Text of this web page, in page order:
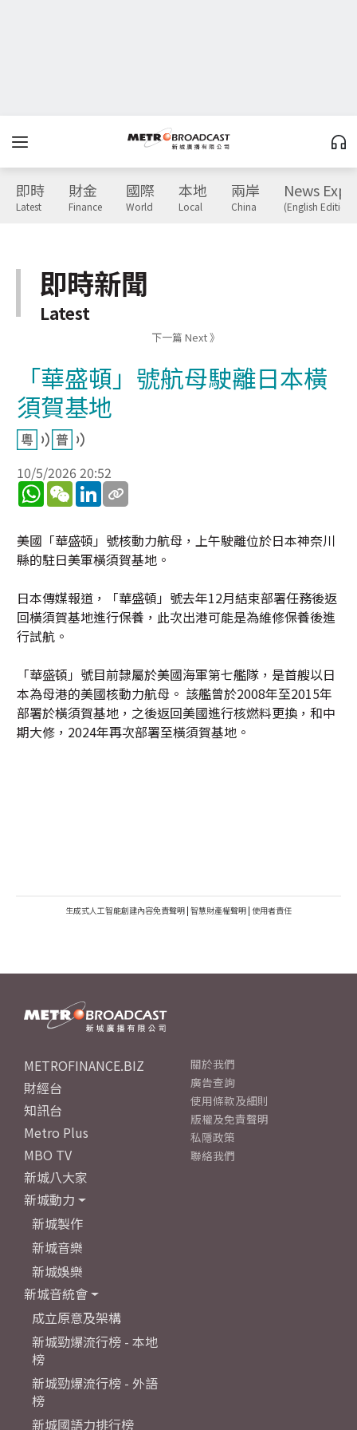
即時
Latest
財金
Finance
國際
World
本地
Local
兩岸
China
News
(English Edition)
即時新聞
Latest
下一篇 Next 》
「華盛頓」號航母駛離日本橫
須賀基地
10/5/2026 20:52
WhatsApp
WeChatLinkedIn
美國「華盛頓」號核動力航母，上午駛離位於日本神奈川
縣的駐日美軍橫須賀基地。
日本傳媒報道，「華盛頓」號去年12月結束部署任務後返
回橫須賀基地進行保養，此次出港可能是為維修保養後進
行試航。
「華盛頓」號目前隸屬於美國海軍第七艦隊，是首艘以日
本為母港的美國核動力航母。 該艦曾於2008年至2015年
部署於橫須賀基地，之後返回美國進行核燃料更換，和中
期大修，2024年再次部署至橫須賀基地。
生成式人工智能創建內容免責聲明 | 智慧財產權聲明 | 使用者責任
METROFINANCE.BIZ
財經台
知訊台
Metro Plus
MBO TV
新城八大家
新城動力
新城製作
新城音樂
新城娛樂
新城音統會
成立原意及架構
新城勁爆流行榜 - 本地
榜
新城勁爆流行榜 - 外語
榜
新城國語力排行榜
關於我們
廣告查詢
使用條款及細則
版權及免責聲明
私隱政策
聯絡我們